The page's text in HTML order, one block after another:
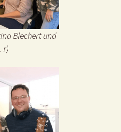
Blechert und
r)